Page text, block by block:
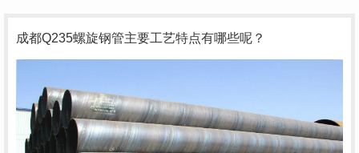
成都Q235螺旋钢管主要工艺特点有哪些呢？